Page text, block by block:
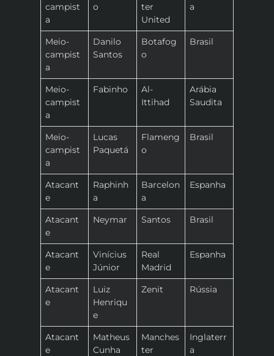
campist
a
o
ter
United
a
Meio-
campist
a
Danilo
Santos
Botafog
o
Brasil
Meio-
campist
a
Fabinho
Al-
Ittihad
Arábia
Saudita
Meio-
campist
a
Lucas
Paquetá
Flameng
o
Brasil
Atacant
e
Raphinh
a
Barcelon
a
Espanha
Atacant
e
Neymar Santos Brasil
Atacant
e
Vinícius
Júnior
Real
Madrid
Espanha
Atacant
e
Luiz
Henriqu
e
Zenit Rússia
Atacant
e
Matheus
Cunha
Manches
ter
Inglaterr
a